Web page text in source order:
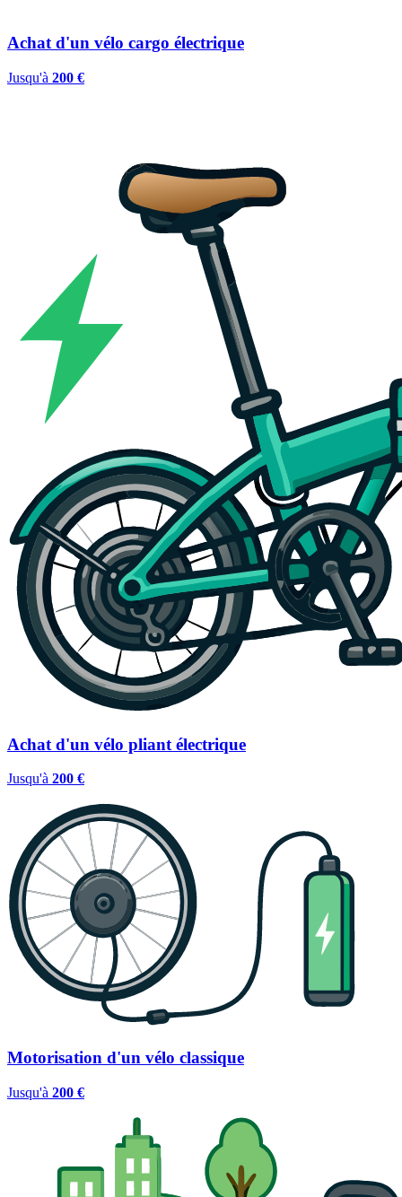
Achat d'un vélo cargo électrique
Jusqu'à 200 €
Achat d'un vélo pliant électrique
Jusqu'à 200 €
Motorisation d'un vélo classique
Jusqu'à 200 €